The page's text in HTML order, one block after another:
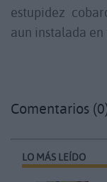
estupidez
aun instalada en
Comentarios
LO MÁS LEÍDO